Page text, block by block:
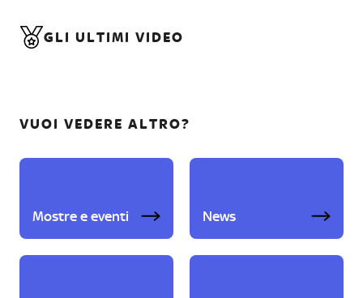
GLI ULTIMI VIDEO
VUOI VEDERE ALTRO?
Mostre e eventi News